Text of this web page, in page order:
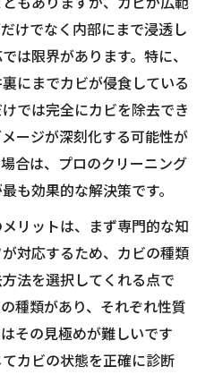
けでなく内部にまで浸透し
は限界があります。特に、
にまでカビが侵食している
では完全にカビを除去でき
ージが深刻化する可能性が
合は、プロのクリーニング
も効果的な解決策です。
リットは、まず専門的な知
対応するため、カビの種類
法を選択してくれる点で
種類があり、それぞれ性質
その見極めが難しいです
カビの状態を正確に診断